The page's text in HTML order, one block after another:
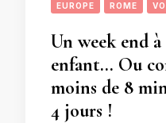
EUROPE ROME
Un week end
enfant… Ou
moins de 8
4 jours !